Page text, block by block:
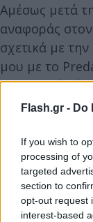
Flash.gr - Do
If you wish to
processing of
targeted
section to
opt-out request
interest-based
Αμέσως μετά
αναφοράς
σχετικά με
μου με το
προς αυτή
και να
Λίγες ημέρες
Γεραπετρίτης
Πιερρακάκης,
Π.